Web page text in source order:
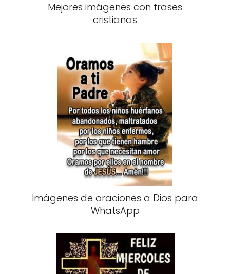
Mejores imágenes con frases
cristianas
Imágenes de oraciones a Dios para
WhatsApp